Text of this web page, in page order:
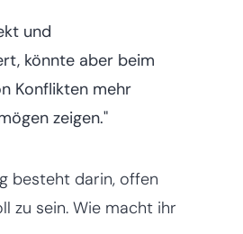
und
könnte aber beim
Konflikten mehr
zeigen."
besteht darin, offen
zu sein. Wie macht ihr